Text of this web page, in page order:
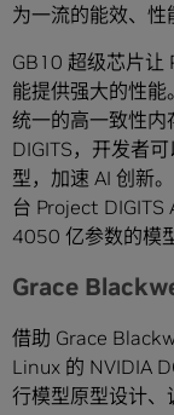
为一流的能效、性
GB10 超级芯片让
能提供强大的性
统一的高一致性
DIGITS，开发者
型，加速 AI 创新
台 Project DIGITS
4050 亿参数的模
Grace
借助 Grace
Linux 的 NVIDIA
行模型原型设计、